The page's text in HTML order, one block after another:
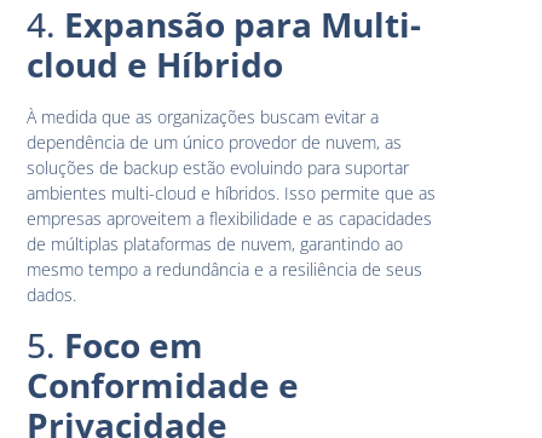
4. Expansão para Multi-
cloud e Híbrido
À medida que as organizações buscam evitar a
dependência de um único provedor de nuvem, as
soluções de backup estão evoluindo para suportar
ambientes multi-cloud e híbridos. Isso permite que as
empresas aproveitem a flexibilidade e as capacidades
de múltiplas plataformas de nuvem, garantindo ao
mesmo tempo a redundância e a resiliência de seus
dados.
5. Foco em
Conformidade e
Privacidade